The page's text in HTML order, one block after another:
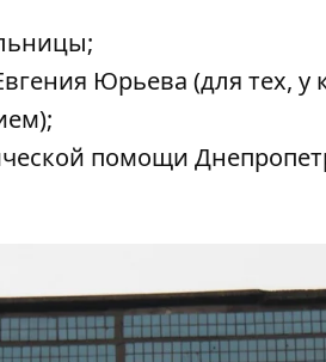
Юрьева (для тех, у
помощи